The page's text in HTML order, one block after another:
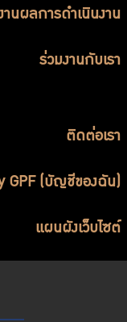
านผลการดำเนินงาน
ร่วมงานกับเรา
ติดต่อเรา
GPF (บัญชีของฉัน)
แผนผังเว็บไซต์